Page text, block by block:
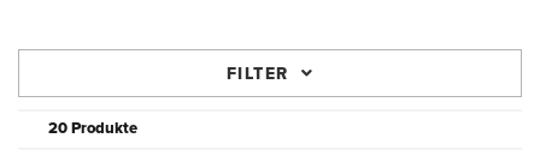
FILTER
20 Produkte